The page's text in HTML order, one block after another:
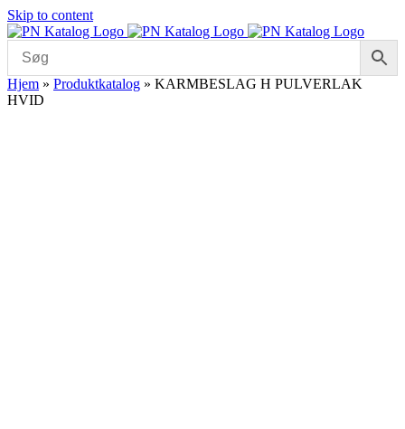
Skip to content
Hjem » Produktkatalog » KARMBESLAG H PULVERLAK
HVID